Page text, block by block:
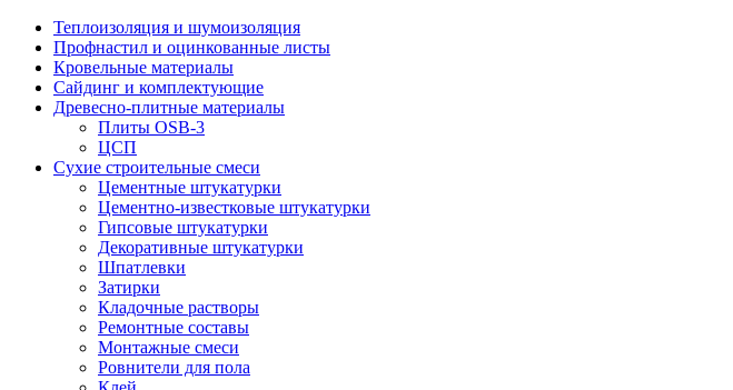
Теплоизоляция и шумоизоляция
Профнастил и оцинкованные листы
Кровельные материалы
Сайдинг и комплектующие
Древесно-плитные материалы
Плиты OSB-3
ЦСП
Сухие строительные смеси
Цементные штукатурки
Цементно-известковые штукатурки
Гипсовые штукатурки
Декоративные штукатурки
Шпатлевки
Затирки
Кладочные растворы
Ремонтные составы
Монтажные смеси
Ровнители для пола